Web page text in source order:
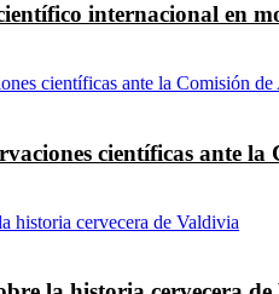
internacional en
científicas ante